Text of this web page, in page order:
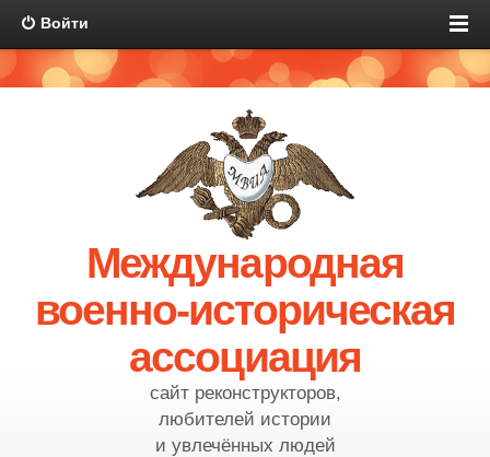
Войти
Международная
военно-историческая
ассоциация
сайт реконструкторов,
любителей истории
и увлечённых людей